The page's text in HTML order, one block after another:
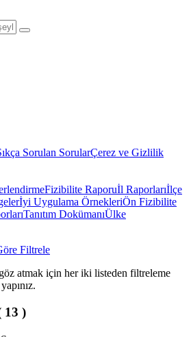
Sorulan SorularÇerez ve Gizlilik
Fizibilite Raporuİl Raporlarıİlçe
İyi Uygulama ÖrnekleriÖn Fizibilite
Tanıtım DokümanıÜlke
Filtrele
atmak için her iki listeden filtreleme
13 )